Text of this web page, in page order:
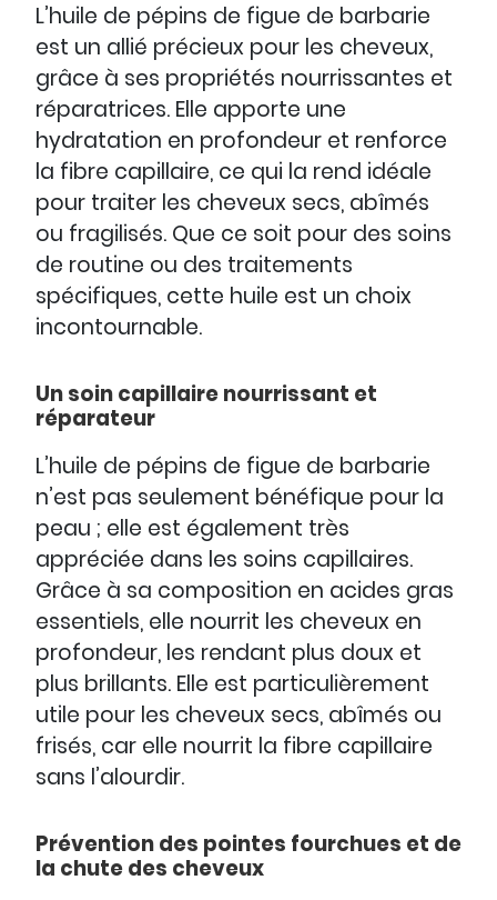
L’huile de pépins de figue de barbarie
est un allié précieux pour les cheveux,
grâce à ses propriétés nourrissantes et
réparatrices. Elle apporte une
hydratation en profondeur et renforce
la fibre capillaire, ce qui la rend idéale
pour traiter les cheveux secs, abîmés
ou fragilisés. Que ce soit pour des soins
de routine ou des traitements
spécifiques, cette huile est un choix
incontournable.
Un soin capillaire nourrissant et
réparateur
L’huile de pépins de figue de barbarie
n’est pas seulement bénéfique pour la
peau ; elle est également très
appréciée dans les soins capillaires.
Grâce à sa composition en acides gras
essentiels, elle nourrit les cheveux en
profondeur, les rendant plus doux et
plus brillants. Elle est particulièrement
utile pour les cheveux secs, abîmés ou
frisés, car elle nourrit la fibre capillaire
sans l’alourdir.
Prévention des pointes fourchues et de
la chute des cheveux